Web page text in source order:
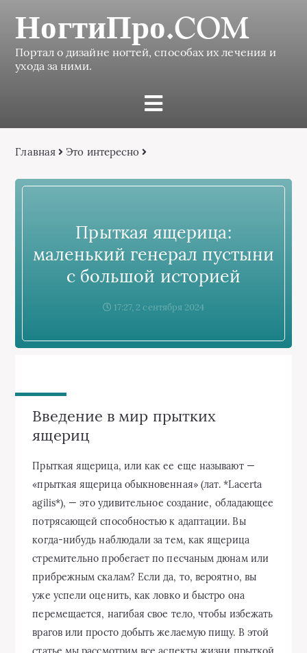
НогтиПро.COM
Портал о дизайне ногтей, способах их лечения и
ухода за ними.
Главная Это интересно
Прыткая ящерица:
маленький генерал пустыни
с большой историей
17:27, 2 сентября 2024
Введение в мир прытких
ящериц
Прыткая ящерица, или как ее еще называют —
«прыткая ящерица обыкновенная» (лат. *Lacerta
agilis*), — это удивительное создание, обладающее
потрясающей способностью к адаптации. Вы
когда-нибудь наблюдали за тем, как ящерица
стремительно пробегает по песчаным дюнам или
прибрежным скалам? Если да, то, вероятно, вы
уже успели оценить, как ловко и быстро она
перемещается, нагибая свое тело, чтобы избежать
врагов или просто добыть желаемую пищу. В этой